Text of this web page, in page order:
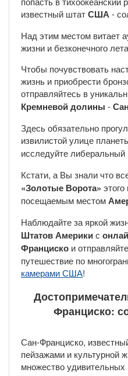
известный штатСША-
Над этим местом витает
жизни и безконечного
Чтобы почувствовать
жизнь и приобрести
отправляйтесь в
Кремневой долины -
Здесь обязательно
извилистой улице
исследуйте либеральный
Кстати, а Вы знали что
«Золотые Ворота»
посещаемым местом
Наблюдайте за яркой
Штатов Америкис
Франциско и
путешествие по
камерами США!
Франциско:
Сан-Франциско,
пейзажами и культурной
множество